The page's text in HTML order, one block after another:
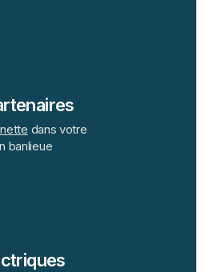
dans votre
banlieue